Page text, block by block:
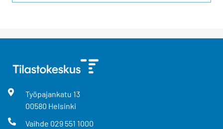
Työpajankatu 13
00580 Helsinki
Vaihde 029 551 1000